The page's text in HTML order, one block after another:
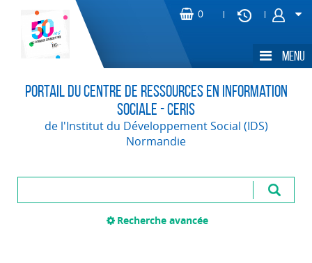
Portail du Centre de Ressources en Information
Sociale - CERIS
de l'Institut du Développement Social (IDS)
Normandie
Recherche avancée